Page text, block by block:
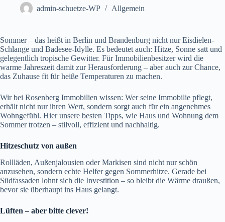
admin-schuetze-WP Allgemein
Sommer – das heißt in Berlin und Brandenburg nicht nur Eisdielen-
Schlange und Badesee-Idylle. Es bedeutet auch: Hitze, Sonne satt und
gelegentlich tropische Gewitter. Für Immobilienbesitzer wird die
warme Jahreszeit damit zur Herausforderung – aber auch zur Chance,
das Zuhause fit für heiße Temperaturen zu machen.
Wir bei Rosenberg Immobilien wissen: Wer seine Immobilie pflegt,
erhält nicht nur ihren Wert, sondern sorgt auch für ein angenehmes
Wohngefühl. Hier unsere besten Tipps, wie Haus und Wohnung dem
Sommer trotzen – stilvoll, effizient und nachhaltig.
Hitzeschutz von außen
Rollläden, Außenjalousien oder Markisen sind nicht nur schön
anzusehen, sondern echte Helfer gegen Sommerhitze. Gerade bei
Südfassaden lohnt sich die Investition – so bleibt die Wärme draußen,
bevor sie überhaupt ins Haus gelangt.
Lüften – aber bitte clever!